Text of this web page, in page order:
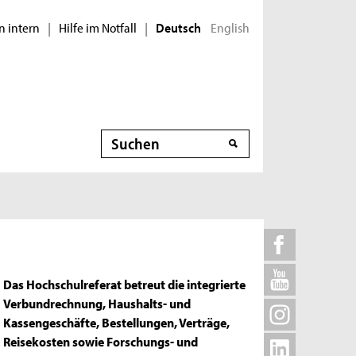
intern | Hilfe im Notfall | Deutsch English
Suche
Das Hochschulreferat betreut die integrierte
Verbundrechnung, Haushalts- und
Kassengeschäfte, Bestellungen, Verträge,
Reisekosten sowie Forschungs- und